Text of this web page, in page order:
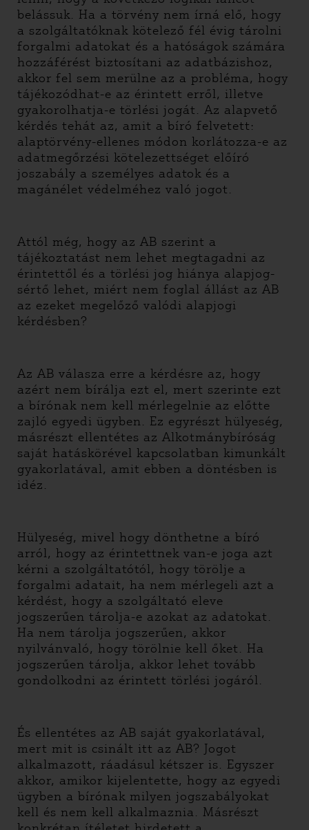
belássuk. Ha a törvény nem írná elő, hogy
a szolgáltatóknak kötelező fél évig tárolni
forgalmi adatokat és a hatóságok számára
hozzáférést biztosítani az adatbázishoz,
akkor fel sem merülne az a probléma, hogy
tájékozódhat-e az érintett erről, illetve
gyakorolhatja-e törlési jogát. Az alapvető
kérdés tehát az, amit a bíró felvetett:
alaptörvény-ellenes módon korlátozza-e az
adatmegőrzési kötelezettséget előíró
joszabály a személyes adatok és a
magánélet védelméhez való jogot.
Attól még, hogy az AB szerint a
tájékoztatást nem lehet megtagadni az
érintettől és a törlési jog hiánya alapjog-
sértő lehet, miért nem foglal állást az AB
az ezeket megelőző valódi alapjogi
kérdésben?
Az AB válasza erre a kérdésre az, hogy
azért nem bírálja ezt el, mert szerinte ezt
a bírónak nem kell mérlegelnie az előtte
zajló egyedi ügyben. Ez egyrészt hülyeség,
másrészt ellentétes az Alkotmánybíróság
saját hatáskörével kapcsolatban kimunkált
gyakorlatával, amit ebben a döntésben is
idéz.
Hülyeség, mivel hogy dönthetne a bíró
arról, hogy az érintettnek van-e joga azt
kérni a szolgáltatótól, hogy törölje a
forgalmi adatait, ha nem mérlegeli azt a
kérdést, hogy a szolgáltató eleve
jogszerűen tárolja-e azokat az adatokat.
Ha nem tárolja jogszerűen, akkor
nyilvánvaló, hogy törölnie kell őket. Ha
jogszerűen tárolja, akkor lehet tovább
gondolkodni az érintett törlési jogáról.
És ellentétes az AB saját gyakorlatával,
mert mit is csinált itt az AB? Jogot
alkalmazott, ráadásul kétszer is. Egyszer
akkor, amikor kijelentette, hogy az egyedi
ügyben a bírónak milyen jogszabályokat
kell és nem kell alkalmaznia. Másrészt